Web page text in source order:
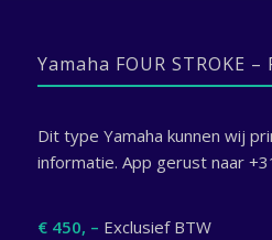
Yamaha FOUR STROKE
Dit type Yamaha kunnen wij
informatie. App gerust naar
€ 450, – Exclusief BTW